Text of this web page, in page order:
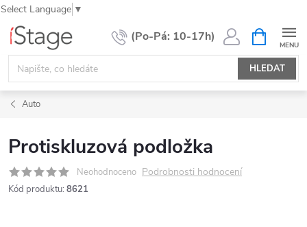
Select Language ▼
Přejít
obsah
HLEDAT
NÁKUPNÍ
KOŠÍK
Auto
Protiskluzová podložka
Neohodnoceno Podrobnosti hodnocení
Kód produktu: 8621